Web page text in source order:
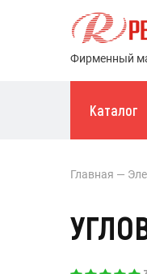
Фирменный
Каталог
Главная